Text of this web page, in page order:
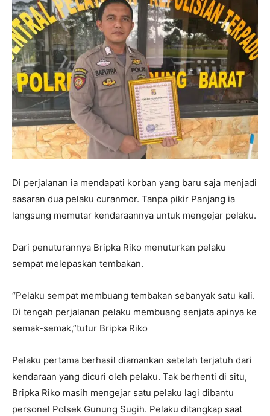
Di perjalanan ia mendapati korban yang baru saja menjadi
sasaran dua pelaku curanmor. Tanpa pikir Panjang ia
langsung memutar kendaraannya untuk mengejar pelaku.
Dari penuturannya Bripka Riko menuturkan pelaku
sempat melepaskan tembakan.
“Pelaku sempat membuang tembakan sebanyak satu kali.
Di tengah perjalanan pelaku membuang senjata apinya ke
semak-semak,”tutur Bripka Riko
Pelaku pertama berhasil diamankan setelah terjatuh dari
kendaraan yang dicuri oleh pelaku. Tak berhenti di situ,
Bripka Riko masih mengejar satu pelaku lagi dibantu
personel Polsek Gunung Sugih. Pelaku ditangkap saat